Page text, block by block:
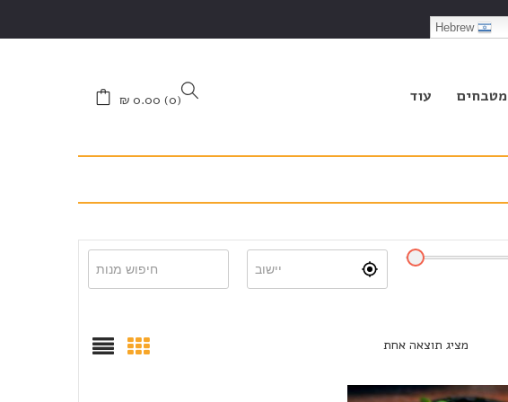
Hebrew
מטבחים עוד 0.00
₪ 0
מציג תוצאה אחת